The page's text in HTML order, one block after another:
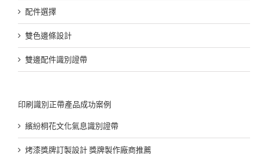
配件選擇
雙色邊條設計
雙邊配件識別證帶
印刷識別正帶產品成功案例
繽紛桐花文化氣息識別證帶
烤漆獎牌訂製設計 獎牌製作廠商推薦